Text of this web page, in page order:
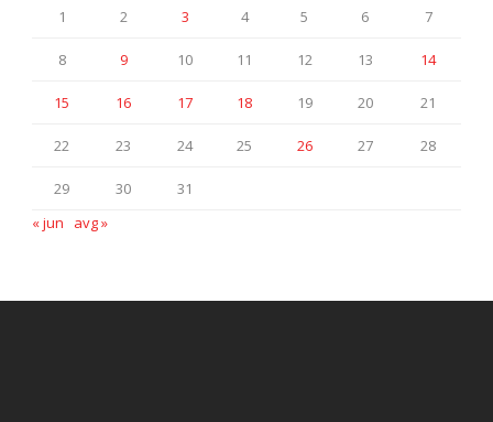
1 2 3 4 5 6 7
8 9 10 11 12 13 14
15 16 17 18 19 20 21
22 23 24 25 26 27 28
29 30
31
« jun
avg »